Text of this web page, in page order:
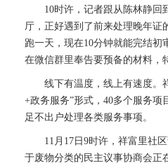
10时许，记者跟从陈林静回
厅，正好遇到了前来处理晚年证
跑一天，现在10分钟就能完结初
在微信群里奉告要预备的材料，
线下有温度，线上有速度。
+政务服务”形式，40多个服务
足不出户处理各类服务事项。
11月17日9时许，祥富里社区
于废物分类的民主议事协商会正